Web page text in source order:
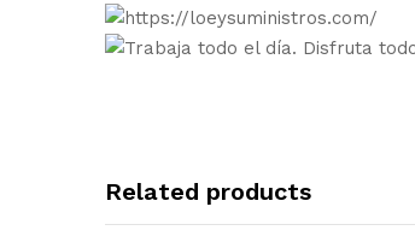
Related products